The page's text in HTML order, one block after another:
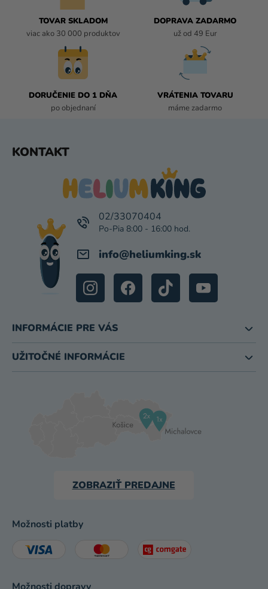
TOVAR SKLADOM
viac ako 30 000 produktov
DOPRAVA ZADARMO
už od 49 Eur
DORUČENIE DO 1 DŇA
po objednaní
VRÁTENIA TOVARU
máme zadarmo
KONTAKT
info@heliumking.sk
02/33070404
INFORMÁCIE PRE VÁS
UŽITOČNÉ INFORMÁCIE
ZOBRAZIŤ PREDAJNE
Možnosti platby